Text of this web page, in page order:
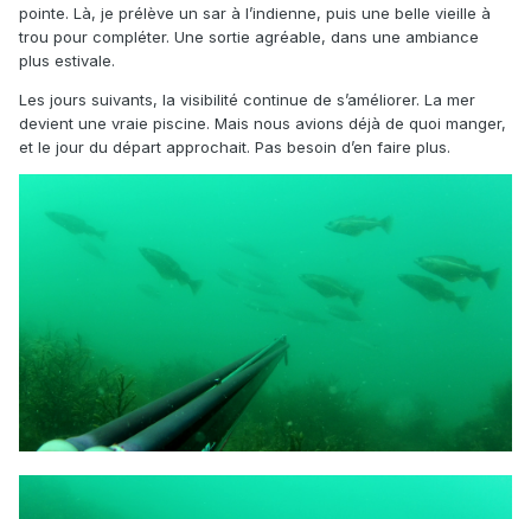
pointe. Là, je prélève un sar à l’indienne, puis une belle vieille à
trou pour compléter. Une sortie agréable, dans une ambiance
plus estivale.
Les jours suivants, la visibilité continue de s’améliorer. La mer
devient une vraie piscine. Mais nous avions déjà de quoi manger,
et le jour du départ approchait. Pas besoin d’en faire plus.